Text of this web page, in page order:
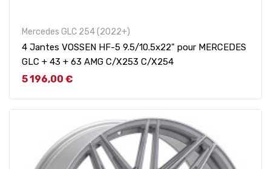
Mercedes GLC 254 (2022+)
4 Jantes VOSSEN HF-5 9.5/10.5x22" pour MERCEDES
GLC + 43 + 63 AMG C/X253 C/X254
Prix
5 196,00 €